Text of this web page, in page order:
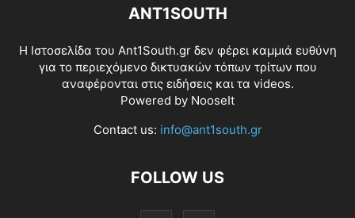
ANT1SOUTH
Η Ιστοσελίδα του Ant1South.gr δεν φέρει καμμιά ευθύνη
για το περιεχόμενο δικτυακών τόπων τρίτων που
αναφέρονται στις ειδήσεις και τα videos.
Powered by NooseIt
Contact us: info@ant1south.gr
FOLLOW US